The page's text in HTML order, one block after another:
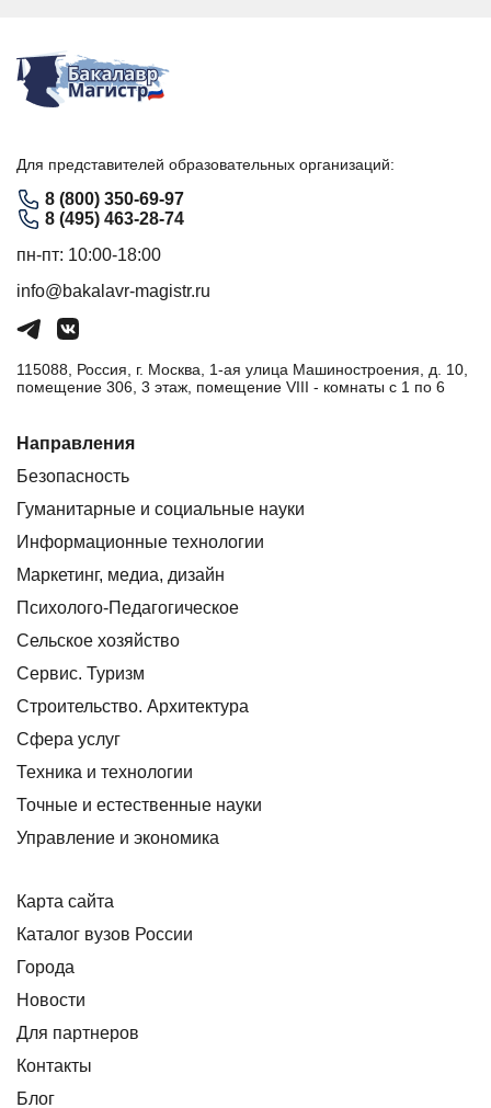
Для представителей образовательных организаций:
8 (800) 350-69-97
8 (495) 463-28-74
пн-пт: 10:00-18:00
info@bakalavr-magistr.ru
115088, Россия, г. Москва, 1-ая улица Машиностроения, д. 10,
помещение 306, 3 этаж, помещение VIII - комнаты с 1 по 6
Направления
Безопасность
Гуманитарные и социальные науки
Информационные технологии
Маркетинг, медиа, дизайн
Психолого-Педагогическое
Сельское хозяйство
Сервис. Туризм
Строительство. Архитектура
Сфера услуг
Техника и технологии
Точные и естественные науки
Управление и экономика
Карта сайта
Каталог вузов России
Города
Новости
Для партнеров
Контакты
Блог